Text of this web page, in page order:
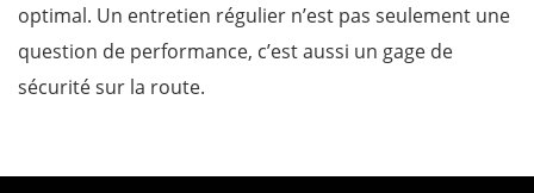
optimal. Un entretien régulier n’est pas seulement une
question de performance, c’est aussi un gage de
sécurité sur la route.